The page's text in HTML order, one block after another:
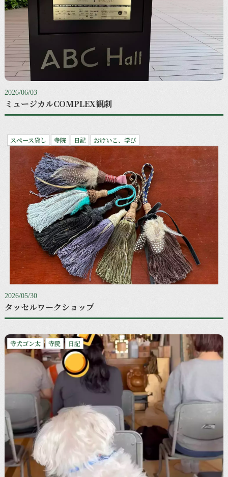
2026/06/03
ミュージカルCOMPLEX観劇
スペース貸し 寺院 日記 おけいこ、学び
2026/05/30
タッセルワークショップ
寺犬ゴン太 寺院 日記